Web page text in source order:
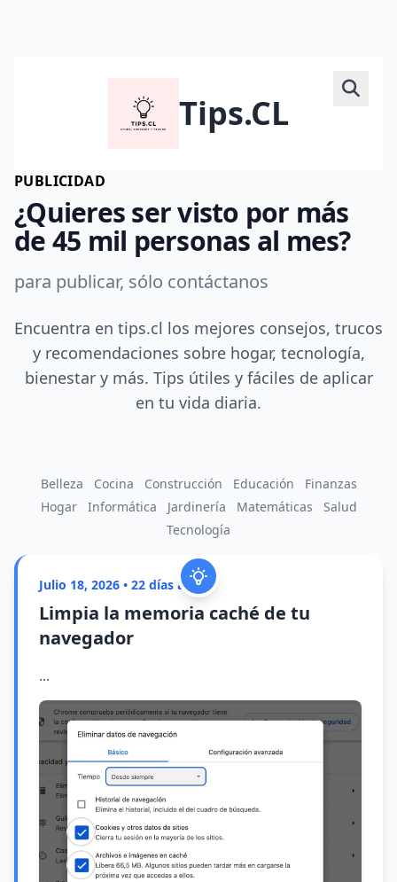
Tips.CL
PUBLICIDAD
¿Quieres ser visto por más
de 45 mil personas al mes?
para publicar, sólo contáctanos
Encuentra en tips.cl los mejores consejos, trucos
y recomendaciones sobre hogar, tecnología,
bienestar y más. Tips útiles y fáciles de aplicar
en tu vida diaria.
Belleza Cocina Construcción Educación
Finanzas
Hogar
Informática Jardinería Matemáticas
Salud
Tecnología
Julio 18, 2026 • 22 días atrás
Limpia la memoria caché de tu
navegador
...